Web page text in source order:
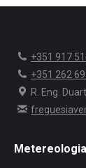
+351 917
+351 262
R. Eng.
Metereologia